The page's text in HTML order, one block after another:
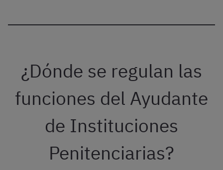
¿Dónde se regulan las
funciones del Ayudante
de Instituciones
Penitenciarias?